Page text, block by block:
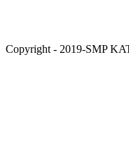
Copyright - 2019-SMP